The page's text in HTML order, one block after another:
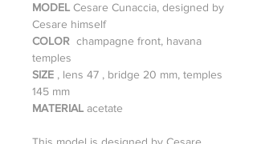
MODEL Cesare Cunaccia, designed by
Cesare himself
COLOR champagne front, havana
temples
SIZE , lens 47 , bridge 20 mm, temples
145 mm
MATERIAL acetate